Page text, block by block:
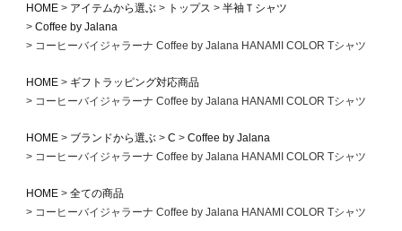
HOME アイテムから選ぶ トップス
半袖Ｔシャツ
Coffee by Jalana
コーヒーバイジャラーナ Coffee by Jalana HANAMI COLOR Tシャツ
HOME
ギフトラッピング対応商品
コーヒーバイジャラーナ Coffee by Jalana HANAMI COLOR Tシャツ
HOME ブランドから選ぶ C
Coffee by Jalana
コーヒーバイジャラーナ Coffee by Jalana HANAMI COLOR Tシャツ
HOME
全ての商品
コーヒーバイジャラーナ Coffee by Jalana HANAMI COLOR Tシャツ